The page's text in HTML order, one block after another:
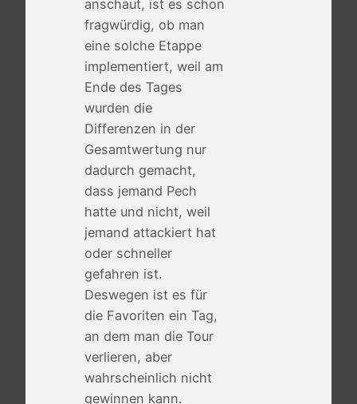
anschaut, ist es schon
fragwürdig, ob man
eine solche Etappe
implementiert, weil am
Ende des Tages
wurden die
Differenzen in der
Gesamtwertung nur
dadurch gemacht,
dass jemand Pech
hatte und nicht, weil
jemand attackiert hat
oder schneller
gefahren ist.
Deswegen ist es für
die Favoriten ein Tag,
an dem man die Tour
verlieren, aber
wahrscheinlich nicht
gewinnen kann.